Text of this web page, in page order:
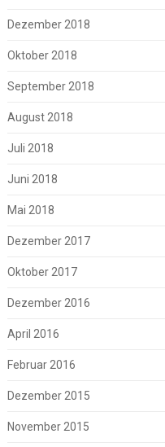
Dezember 2018
Oktober 2018
September 2018
August 2018
Juli 2018
Juni 2018
Mai 2018
Dezember 2017
Oktober 2017
Dezember 2016
April 2016
Februar 2016
Dezember 2015
November 2015